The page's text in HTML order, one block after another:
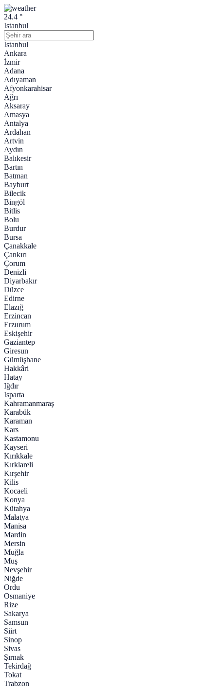
24.4 °
Istanbul
İstanbul
Ankara
İzmir
Adana
Adıyaman
Afyonkarahisar
Ağrı
Aksaray
Amasya
Antalya
Ardahan
Artvin
Aydın
Balıkesir
Bartın
Batman
Bayburt
Bilecik
Bingöl
Bitlis
Bolu
Burdur
Bursa
Çanakkale
Çankırı
Çorum
Denizli
Diyarbakır
Düzce
Edirne
Elazığ
Erzincan
Erzurum
Eskişehir
Gaziantep
Giresun
Gümüşhane
Hakkâri
Hatay
Iğdır
Isparta
Kahramanmaraş
Karabük
Karaman
Kars
Kastamonu
Kayseri
Kırıkkale
Kırklareli
Kırşehir
Kilis
Kocaeli
Konya
Kütahya
Malatya
Manisa
Mardin
Mersin
Muğla
Muş
Nevşehir
Niğde
Ordu
Osmaniye
Rize
Sakarya
Samsun
Siirt
Sinop
Sivas
Şırnak
Tekirdağ
Tokat
Trabzon